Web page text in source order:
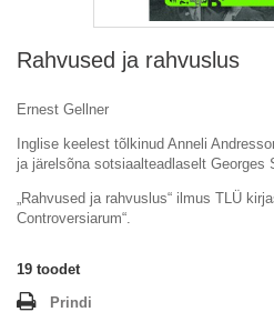
Rahvused ja rahvuslus
Ernest Gellner
Inglise keelest tõlkinud Anneli
ja järelsõna sotsiaalteadlaselt Georges
„Rahvused ja rahvuslus“ ilmus TLÜ
Controversiarum“.
19 toodet
Prindi